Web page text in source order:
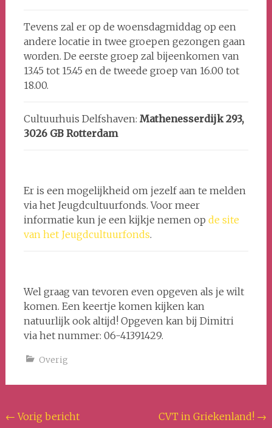
Tevens zal er op de woensdagmiddag op een
andere locatie in twee groepen gezongen gaan
worden. De eerste groep zal bijeenkomen van
13.45 tot 15.45 en de tweede groep van 16.00 tot
18.00.
Cultuurhuis Delfshaven: Mathenesserdijk 293,
3026 GB Rotterdam
Er is een mogelijkheid om jezelf aan te melden
via het Jeugdcultuurfonds. Voor meer
informatie kun je een kijkje nemen op de site
van het Jeugdcultuurfonds.
Wel graag van tevoren even opgeven als je wilt
komen. Een keertje komen kijken kan
natuurlijk ook altijd! Opgeven kan bij Dimitri
via het nummer: 06-41391429.
Overig
Bericht
← Vorig bericht CVT in Griekenland! →